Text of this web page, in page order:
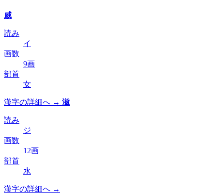
威
読み
イ
画数
9画
部首
女
漢字の詳細へ → 滋
読み
ジ
画数
12画
部首
水
漢字の詳細へ →